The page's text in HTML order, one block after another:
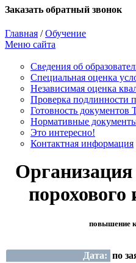
Заказать обратный звонок
Главная /Обучение
Меню сайта
Сведения об
Cпециальная оценка
Независимая оценка
Проверка подлинности
Готовность документов
Нормативные
Это интересно!
Контактная информация
Организация
порохового
повышение
Дата: по